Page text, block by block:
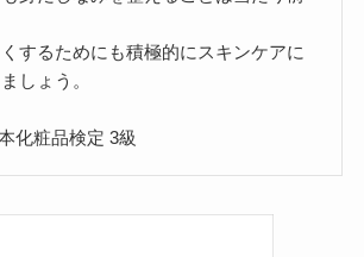
するためにも積極的にスキンケアに
しょう。
化粧品検定 3級